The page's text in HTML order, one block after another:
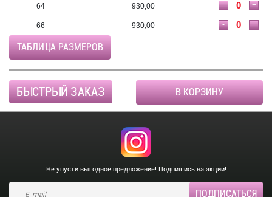
64 930,00 +
-
66 930,00 +
-
ТАБЛИЦА РАЗМЕРОВ
БЫСТРЫЙ ЗАКАЗ В КОРЗИНУ
Не упусти выгодное предложение! Подпишись на акции!